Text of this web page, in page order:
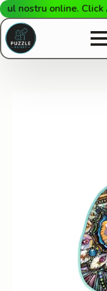
nostru online. Click